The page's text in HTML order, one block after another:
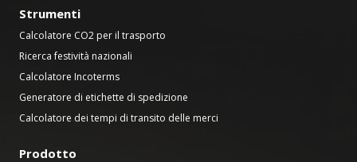
Strumenti
Calcolatore CO2 per il trasporto
Ricerca festività nazionali
Calcolatore Incoterms
Generatore di etichette di spedizione
Calcolatore dei tempi di transito delle merci
Prodotto